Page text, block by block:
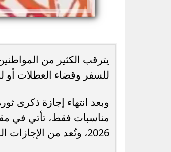
للسفر وقضاء العطلات أو
2026، وتُعد من الإجازات الوطنية المهمة التي تحيي ذكرى ثورة 23 يوليو 1952.
رسميًا.. جدول امتحانات الشهادة الإعدادية
الدور الثاني بالقاهرة 2026